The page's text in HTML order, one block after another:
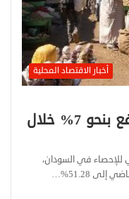
أخبار الاقتصاد المحلية
السودان: معدل التضخم يرتفع بنحو 7% خلال
للإحصاء في السودان،
51.28%…